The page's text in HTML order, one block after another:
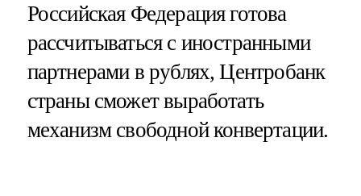
Российская Федерация готова
рассчитываться с иностранными
партнерами в рублях, Центробанк
страны сможет выработать
механизм свободной конвертации.